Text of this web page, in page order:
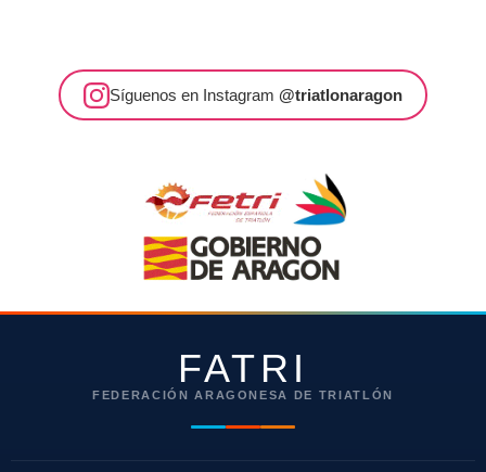
Síguenos en Instagram @triatlonaragon
FATRI
FEDERACIÓN ARAGONESA DE TRIATLÓN